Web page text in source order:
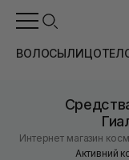
ВОЛОСЫЛИЦО
Интернет магазин
Активний